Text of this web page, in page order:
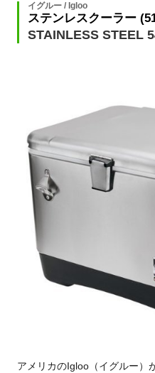
イグルー / Igloo
ステンレスクーラー
STAINLESS STEEL
アメリカのIgloo（イグルー）